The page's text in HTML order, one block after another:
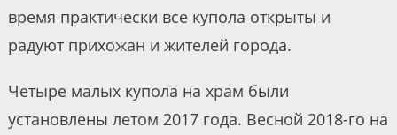
время практически все купола открыты и
радуют прихожан и жителей города.
Четыре малых купола на храм были
установлены летом 2017 года. Весной 2018-го на